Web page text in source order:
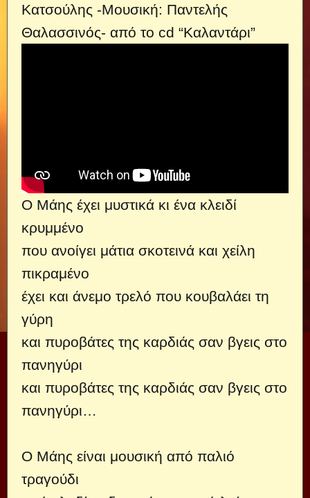
Κατσούλης -Μουσική: Παντελής
Θαλασσινός- από το cd “Καλαντάρι”
Ο Μάης έχει μυστικά κι ένα κλειδί
κρυμμένο
που ανοίγει μάτια σκοτεινά και χείλη
πικραμένο
έχει και άνεμο τρελό που κουβαλάει τη
γύρη
και πυροβάτες της καρδιάς σαν βγεις στο
πανηγύρι
και πυροβάτες της καρδιάς σαν βγεις στο
πανηγύρι…
Ο Μάης είναι μουσική από παλιό
τραγούδι